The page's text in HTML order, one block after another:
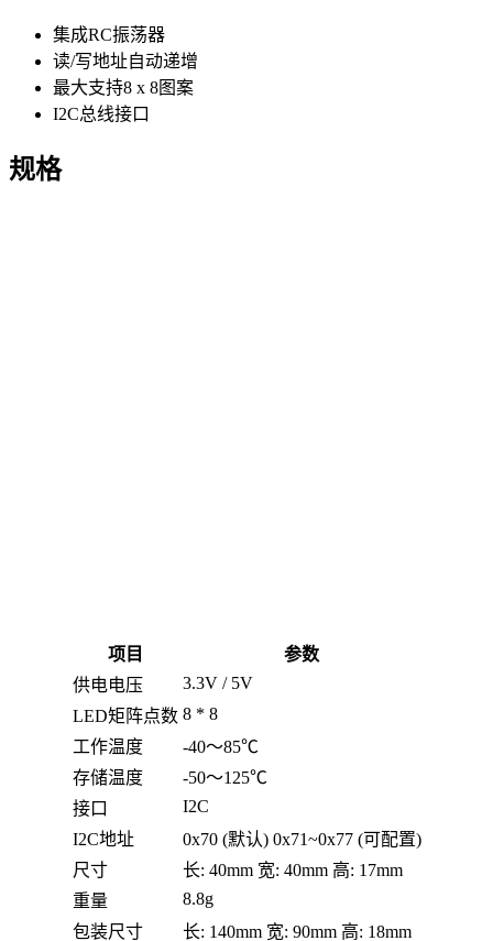
集成RC振荡器
读/写地址自动递增
最大支持8 x 8图案
I2C总线接口
规格
项目
参数
供电电压
3.3V / 5V
LED矩阵点数 8 * 8
工作温度
-40～85℃
存储温度
-50～125℃
接口
I2C
I2C地址
0x70 (默认) 0x71~0x77 (可配置)
尺寸
长: 40mm 宽: 40mm 高: 17mm
重量
8.8g
包装尺寸
长: 140mm 宽: 90mm 高: 18mm